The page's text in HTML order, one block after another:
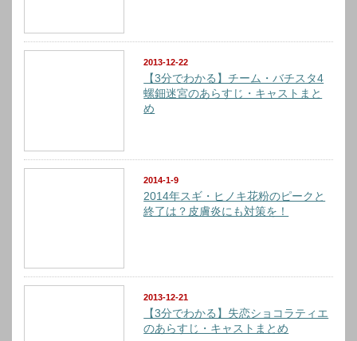
2013-12-22
【3分でわかる】チーム・バチスタ4
螺鈿迷宮のあらすじ・キャストまと
め
2014-1-9
2014年スギ・ヒノキ花粉のピークと
終了は？皮膚炎にも対策を！
2013-12-21
【3分でわかる】失恋ショコラティエ
のあらすじ・キャストまとめ